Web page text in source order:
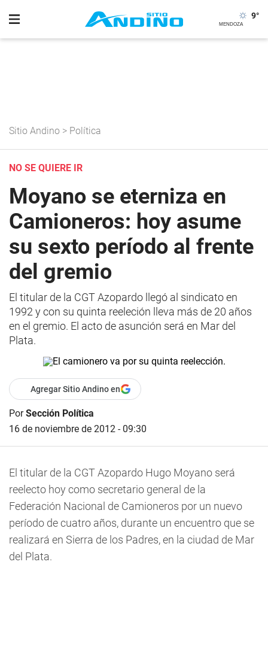
9°
Sitio Andino > Política
NO SE QUIERE IR
Moyano se eterniza en
Camioneros: hoy asume
su sexto período al frente
del gremio
El titular de la CGT Azopardo llegó al sindicato en
1992 y con su quinta reeleción lleva más de 20 años
en el gremio. El acto de asunción será en Mar del
Plata.
Agregar Sitio Andino en
PorSección Política
16 de noviembre de 2012 - 09:30
El titular de la CGT Azopardo Hugo Moyano será
reelecto hoy como secretario general de la
Federación Nacional de Camioneros por un nuevo
período de cuatro años, durante un encuentro que se
realizará en Sierra de los Padres, en la ciudad de Mar
del Plata.